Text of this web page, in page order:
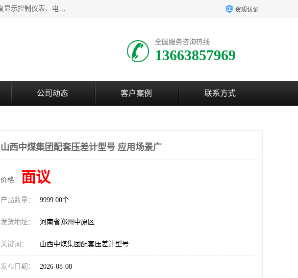
河南新瑞普测控技术有限公司主营：压力变送器、液位变送器、差压变送器、雷达料位计、电容物位计、温度显示控制仪表、电量变送器、流量计、工业自动化系统成套设备。 资质认证
全国服务咨询热线:
13663857969
公司动态 客户案例 联系方式
山西中煤集团配套压差计型号 应用场景广
价格： 面议
产品数量： 9999.00个
发货地址： 河南省郑州中原区
关键词： 山西中煤集团配套压差计型号
发布日期： 2026-08-08